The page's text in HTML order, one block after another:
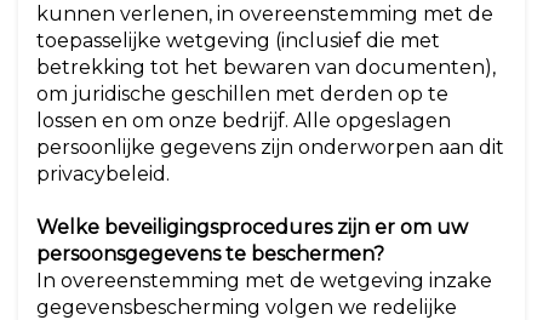
kunnen verlenen, in overeenstemming met de
toepasselijke wetgeving (inclusief die met
betrekking tot het bewaren van documenten),
om juridische geschillen met derden op te
lossen en om onze bedrijf. Alle opgeslagen
persoonlijke gegevens zijn onderworpen aan dit
privacybeleid.
Welke beveiligingsprocedures zijn er om uw
persoonsgegevens te beschermen?
In overeenstemming met de wetgeving inzake
gegevensbescherming volgen we redelijke